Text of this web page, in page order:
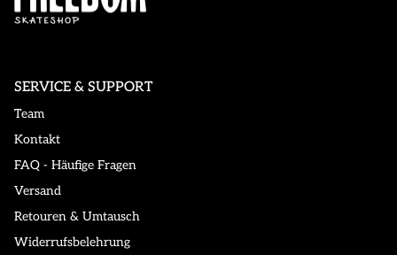
SERVICE & SUPPORT
Team
Kontakt
FAQ - Häufige Fragen
Versand
Retouren & Umtausch
Widerrufsbelehrung